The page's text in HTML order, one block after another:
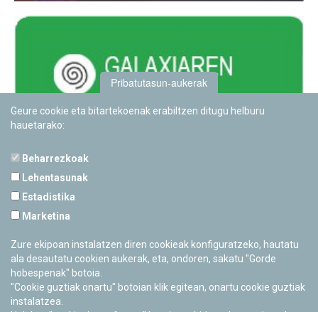
Cerrado Temporalmente
Pribatutasun-aukerak
Geure cookie eta bitartekoenak erabiltzen ditugu helburu
hauetarako:
Beharrezkoak
Lehentasunak
Estadistika
Marketina
Zure ekipoan instalatzen diren cookieak konfiguratzeko, hautatu
ala desautatu cookien aukerak, eta, ondoren, sakatu "Gorde
hobespenak" botoia.
"Cookie guztiak onartu" botoian klik egitean, onartu cookie guztiak
instalatzea.